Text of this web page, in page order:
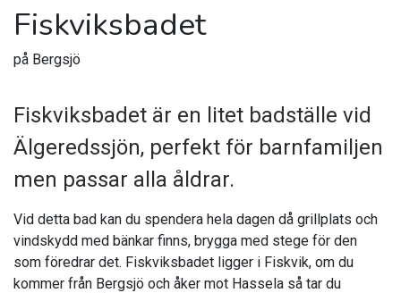
Fiskviksbadet
på Bergsjö
Fiskviksbadet är en litet badställe vid
Älgeredssjön, perfekt för barnfamiljen
men passar alla åldrar.
Vid detta bad kan du spendera hela dagen då grillplats och
vindskydd med bänkar finns, brygga med stege för den
som föredrar det. Fiskviksbadet ligger i Fiskvik, om du
kommer från Bergsjö och åker mot Hassela så tar du